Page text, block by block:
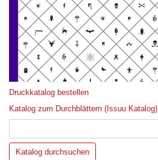
Druckkatalog bestellen
Katalog zum Durchblättern (Issuu Katalog)